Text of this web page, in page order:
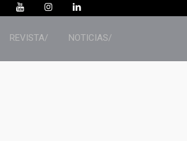
REVISTA/ NOTICIAS/